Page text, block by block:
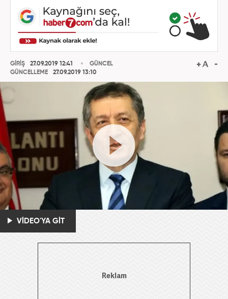
GİRİŞ
27.09.2019 12:41
GÜNCELLEME
27.09.2019 13:10
GÜNCEL
VİDEO'YA GİT